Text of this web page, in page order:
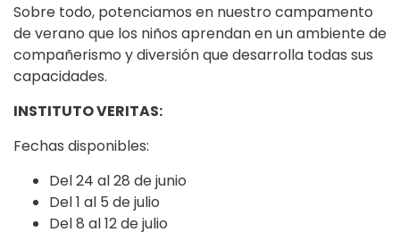
Sobre todo, potenciamos en nuestro campamento
de verano que los niños aprendan en un ambiente de
compañerismo y diversión que desarrolla todas sus
capacidades.
INSTITUTO VERITAS:
Fechas disponibles:
Del 24 al 28 de junio
Del 1 al 5 de julio
Del 8 al 12 de julio